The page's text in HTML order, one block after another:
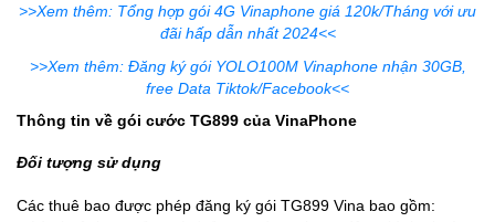
>>Xem thêm: Tổng hợp gói 4G Vinaphone giá 120k/Tháng với ưu
đãi hấp dẫn nhất 2024<<
>>Xem thêm: Đăng ký gói YOLO100M Vinaphone nhận 30GB,
free Data Tiktok/Facebook<<
Thông tin về gói cước TG899 của VinaPhone
Đối tượng sử dụng
Các thuê bao được phép đăng ký gói TG899 Vina bao gồm: